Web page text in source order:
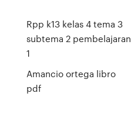
Rpp k13 kelas 4 tema 3
subtema 2 pembelajaran
1
Amancio ortega libro
pdf